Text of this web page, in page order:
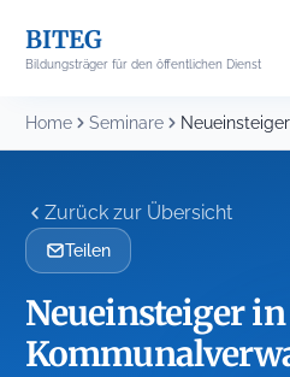
content
BITEG
Bildungsträger für den öffentlichen Dienst
Home Seminare
Zurück zur Übersicht
Teilen
Neueinsteiger